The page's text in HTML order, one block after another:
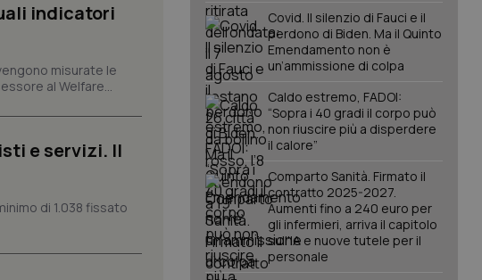
indicatori
misurate le
al Welfare...
e servizi. Il
di 1.038 fissato
Covid. Il silenzio di Fauci e il
perdono di Biden. Ma il Quinto
Emendamento non è
un’ammissione di colpa
Caldo estremo, FADOI:
“Sopra i 40 gradi il corpo può
non riuscire più a disperdere
il calore”
Comparto Sanità. Firmato il
contratto 2025-2027.
Aumenti fino a 240 euro per
gli infermieri, arriva il capitolo
sull'IA e nuove tutele per il
personale
quali la navigazione sulle pagine
sito. Registra i dati sul consenso
a varie politiche e